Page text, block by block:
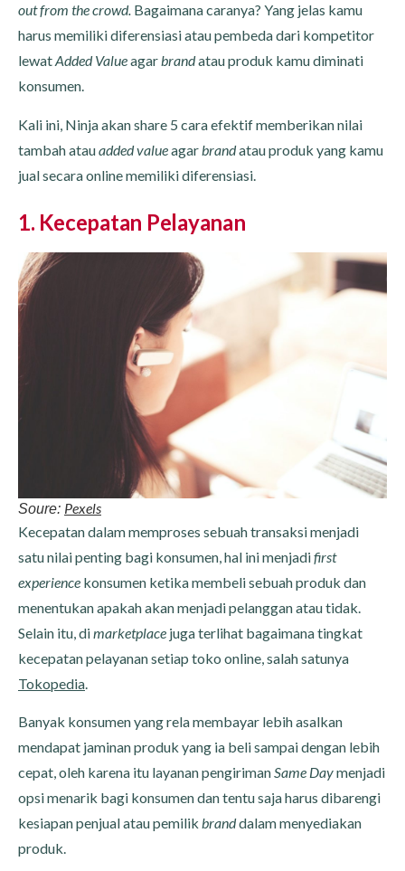
out from the crowd. Bagaimana caranya? Yang jelas kamu
harus memiliki diferensiasi atau pembeda dari kompetitor
lewatAdded Valueagarbrandatau produk kamu diminati
konsumen.
Kali ini, Ninja akan share 5 cara efektif memberikan nilai
tambah atauadded valueagar brandatau produk yang kamu
jual secara online memiliki diferensiasi.
1. Kecepatan Pelayanan
Soure: Pexels
Kecepatan dalam memproses sebuah transaksi menjadi
satu nilai penting bagi konsumen, hal ini menjadifirst
experience konsumen ketika membeli sebuah produk dan
menentukan apakah akan menjadi pelanggan atau tidak.
Selain itu, dimarketplace juga terlihat bagaimana tingkat
kecepatan pelayanan setiap toko online, salah satunya
Tokopedia.
Banyak konsumen yang rela membayar lebih asalkan
mendapat jaminan produk yang ia beli sampai dengan lebih
cepat, oleh karena itu layanan pengirimanSame Daymenjadi
opsi menarik bagi konsumen dan tentu saja harus dibarengi
kesiapan penjual atau pemilik branddalam menyediakan
produk.